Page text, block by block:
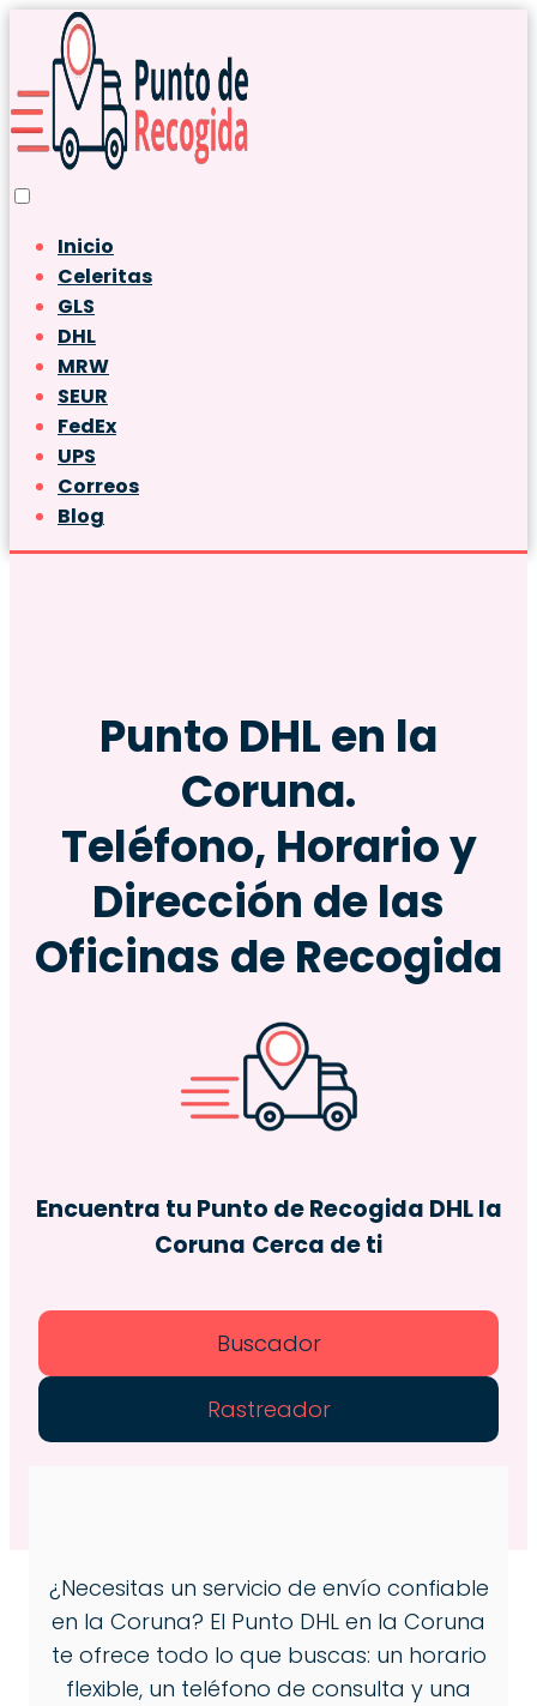
Inicio
Celeritas
GLS
DHL
MRW
SEUR
FedEx
UPS
Correos
Blog
Punto DHL en la
Coruna.
Teléfono, Horario y
Dirección de las
Oficinas de Recogida
Encuentra tu Punto de Recogida DHL la
Coruna Cerca de ti
Buscador
Rastreador
¿Necesitas un servicio de envío confiable
en la Coruna? El Punto DHL en la Coruna
te ofrece todo lo que buscas: un horario
flexible, un teléfono de consulta y una